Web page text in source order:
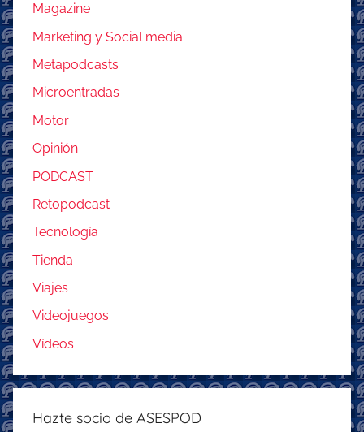
Magazine
Marketing y Social media
Metapodcasts
Microentradas
Motor
Opinión
PODCAST
Retopodcast
Tecnología
Tienda
Viajes
Videojuegos
Vídeos
Hazte socio de ASESPOD